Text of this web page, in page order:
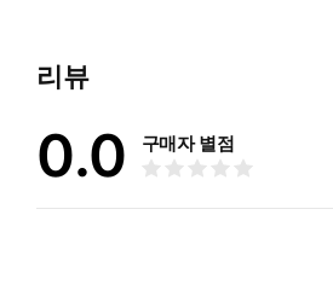
리뷰
0.0 구매자 별점